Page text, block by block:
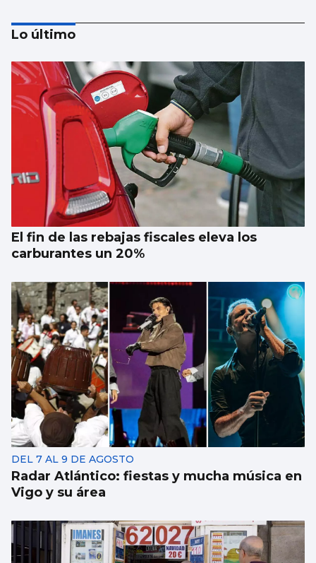
BÁDMINTON
Carulla y Fernández afrontan unos cruces
difíciles en el Mundial de Nueva Delhi
Lo último
El fin de las rebajas fiscales eleva los
carburantes un 20%
DEL 7 AL 9 DE AGOSTO
Radar Atlántico: fiestas y mucha música en
Vigo y su área